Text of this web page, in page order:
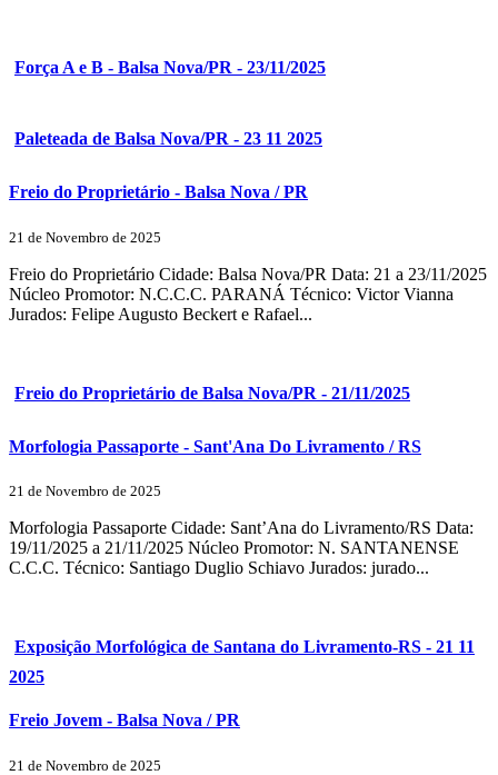
Força A e B - Balsa Nova/PR - 23/11/2025
Paleteada de Balsa Nova/PR - 23 11 2025
Freio do Proprietário - Balsa Nova / PR
21 de Novembro de 2025
Freio do Proprietário Cidade: Balsa Nova/PR Data: 21 a 23/11/2025
Núcleo Promotor: N.C.C.C. PARANÁ Técnico: Victor Vianna
Jurados: Felipe Augusto Beckert e Rafael...
Freio do Proprietário de Balsa Nova/PR - 21/11/2025
Morfologia Passaporte - Sant'Ana Do Livramento / RS
21 de Novembro de 2025
Morfologia Passaporte Cidade: Sant’Ana do Livramento/RS Data:
19/11/2025 a 21/11/2025 Núcleo Promotor: N. SANTANENSE
C.C.C. Técnico: Santiago Duglio Schiavo Jurados: jurado...
Exposição Morfológica de Santana do Livramento-RS - 21 11
2025
Freio Jovem - Balsa Nova / PR
21 de Novembro de 2025